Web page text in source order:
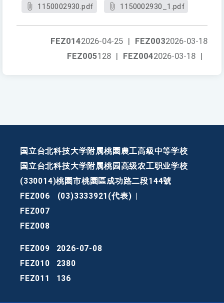
1150002930.pdf 1150002930_1.pdf
FEZ0032026-03-18
FEZ0142026-04-25 |
FEZ0042026-03-18 |
FEZ005128 |
国立台北科技大学附属桃園農工高級中等学校
国立台北科技大学附属桃园高级农工职业学校
(330014)桃園市桃園區成功路二段144號
FEZ006
(03)3333921(代表)
FEZ007
FEZ008
FEZ009
2026-07-08
FEZ010
2380
FEZ011
136